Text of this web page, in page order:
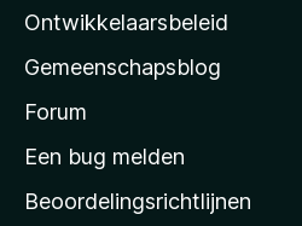
a
s
s
t
r
Ontwikkelaarsbeleid
Gemeenschapsblog
Forum
Een bug melden
Beoordelingsrichtlijnen